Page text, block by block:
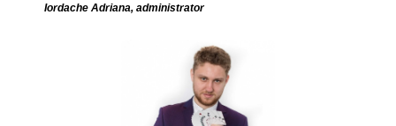
Iordache Adriana, administrator